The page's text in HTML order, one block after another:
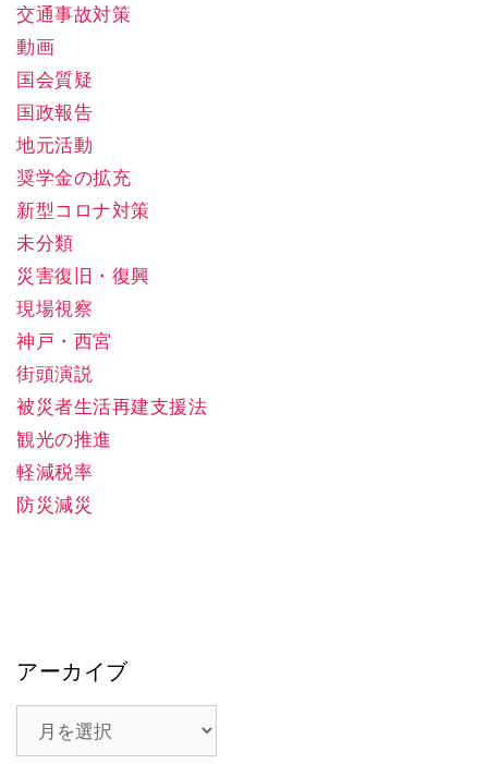
交通事故対策
動画
国会質疑
国政報告
地元活動
奨学金の拡充
新型コロナ対策
未分類
災害復旧・復興
現場視察
神戸・西宮
街頭演説
被災者生活再建支援法
観光の推進
軽減税率
防災減災
アーカイブ